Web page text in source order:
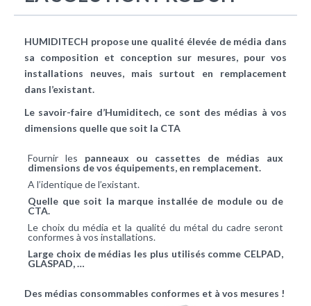
HUMIDITECH propose une qualité élevée de média dans
sa composition et conception sur mesures, pour vos
installations neuves, mais surtout en remplacement
dans l’existant.
Le savoir-faire d’Humiditech, ce sont des médias à vos
dimensions quelle que soit la CTA
Fournir les panneaux ou cassettes de médias aux
dimensions de vos équipements, en remplacement.
A l’identique de l’existant.
Quelle que soit la marque installée de module ou de
CTA.
Le choix du média et la qualité du métal du cadre seront
conformes à vos installations.
Large choix de médias les plus utilisés comme CELPAD,
GLASPAD, …
Des médias consommables conformes et à vos mesures !